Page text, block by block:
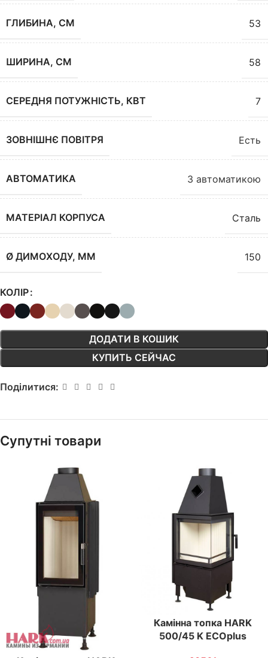
ГЛИБИНА, СМ 53
ШИРИНА, СМ 58
СЕРЕДНЯ ПОТУЖНІСТЬ, КВТ 7
ЗОВНІШНЄ ПОВІТРЯ Есть
АВТОМАТИКА З автоматикою
МАТЕРІАЛ КОРПУСА Сталь
Ø ДИМОХОДУ, ММ 150
КОЛІР
ДОДАТИ В КОШИК
КУПИТЬ СЕЙЧАС
Поділитися:
Супутні товари
Камінна топка HARK
500/45 K ECOplus